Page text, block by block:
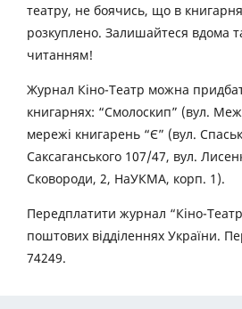
театру, не боячись, що в
розкуплено. Залишайтеся вдома
читанням!
Журнал Кіно-Театр можна
книгарнях: “Смолоскип” (вул.
мережі книгарень “Є” (вул.
Саксаганського 107/47, вул.
Сковороди, 2, НаУКМА, корп. 1).
Передплатити журнал “Кіно-
поштових відділеннях України.
74249.